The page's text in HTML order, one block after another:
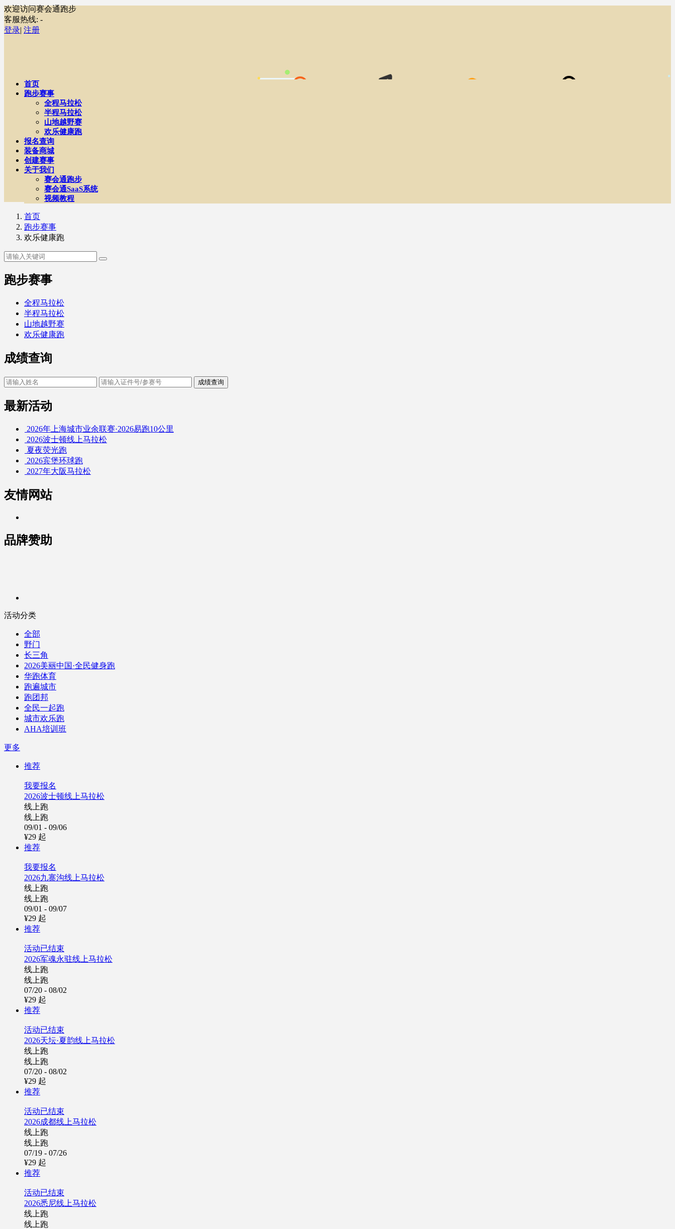
欢迎访问赛会通跑步
客服热线: -
登录| 注册
首页
跑步赛事
全程马拉松
半程马拉松
山地越野赛
欢乐健康跑
报名查询
装备商城
创建赛事
关于我们
赛会通跑步
赛会通SaaS系统
视频教程
首页
跑步赛事
欢乐健康跑
跑步赛事
全程马拉松
半程马拉松
山地越野赛
欢乐健康跑
成绩查询
成绩查询
最新活动
2026年上海城市业余联赛·2026易跑10公里
2026波士顿线上马拉松
夏夜荧光跑
2026宾堡环球跑
2027年大阪马拉松
友情网站
品牌赞助
活动分类
全部
野门
长三角
2026美丽中国·全民健身跑
华跑体育
跑遍城市
跑团邦
全民一起跑
城市欢乐跑
AHA培训班
更多
推荐
我要报名
2026波士顿线上马拉松
线上跑
线上跑
09/01 - 09/06
¥29 起
推荐
我要报名
2026九寨沟线上马拉松
线上跑
线上跑
09/01 - 09/07
¥29 起
推荐
活动已结束
2026军魂永驻线上马拉松
线上跑
线上跑
07/20 - 08/02
¥29 起
推荐
活动已结束
2026天坛·夏韵线上马拉松
线上跑
线上跑
07/20 - 08/02
¥29 起
推荐
活动已结束
2026成都线上马拉松
线上跑
线上跑
07/19 - 07/26
¥29 起
推荐
活动已结束
2026悉尼线上马拉松
线上跑
线上跑